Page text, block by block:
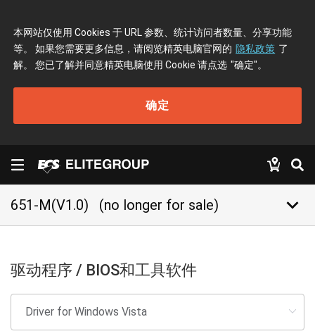
本网站仅使用 Cookies 于 URL 参数、统计访问者数量、分享功能
等。 如果您需要更多信息，请阅览精英电脑官网的 隐私政策 了
解。 您已了解并同意精英电脑使用 Cookie 请点选 "确定"。
确定
651-M(V1.0) (no longer for sale) keyboard_arrow_down
驱动程序 / BIOS和工具软件